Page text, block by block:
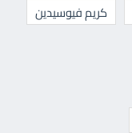
كريم فيوسيدين